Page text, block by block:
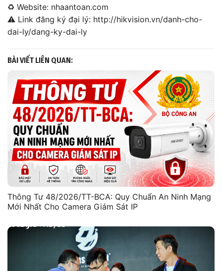
♻️ Website: nhaantoan.com
⚠️ Link đăng ký đại lý: http://hikvision.vn/danh-cho-
dai-ly/dang-ky-dai-ly
BÀI VIẾT LIÊN QUAN:
Thông Tư 48/2026/TT-BCA: Quy Chuẩn An Ninh Mạng
Mới Nhất Cho Camera Giám Sát IP